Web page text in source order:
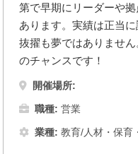
第で早期にリーダーや
あります。実績は正当
抜擢も夢ではありませ
のチャンスです！
開催場所:
職種: 営業
業種: 教育/人材・保育